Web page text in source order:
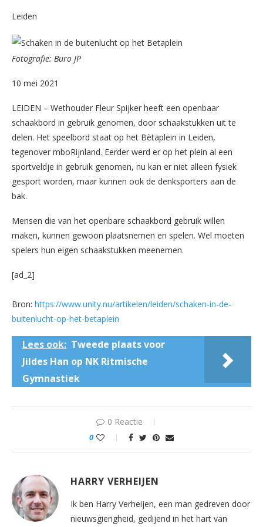
Leiden
Fotografie: Buro JP
10 mei 2021
LEIDEN – Wethouder Fleur Spijker heeft een openbaar
schaakbord in gebruik genomen, door schaakstukken uit te
delen. Het speelbord staat op het Bètaplein in Leiden,
tegenover mboRijnland. Eerder werd er op het plein al een
sportveldje in gebruik genomen, nu kan er niet alleen fysiek
gesport worden, maar kunnen ook de denksporters aan de
bak.
Mensen die van het openbare schaakbord gebruik willen
maken, kunnen gewoon plaatsnemen en spelen. Wel moeten
spelers hun eigen schaakstukken meenemen.
[ad_2]
Bron: https://www.unity.nu/artikelen/leiden/schaken-in-de-
buitenlucht-op-het-betaplein
Lees ook: Tweede plaats voor
Jildes Han op NK Ritmische
Gymnastiek
0 Reactie
0
HARRY VERHEIJEN
Ik ben Harry Verheijen, een man gedreven door
nieuwsgierigheid, gedijend in het hart van